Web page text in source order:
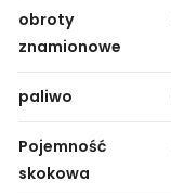
obroty
znamionowe
paliwo
Pojemność
skokowa